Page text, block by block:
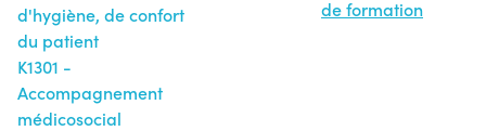
d'hygiène, de confort
du patient
K1301 -
Accompagnement
médicosocial
de formation